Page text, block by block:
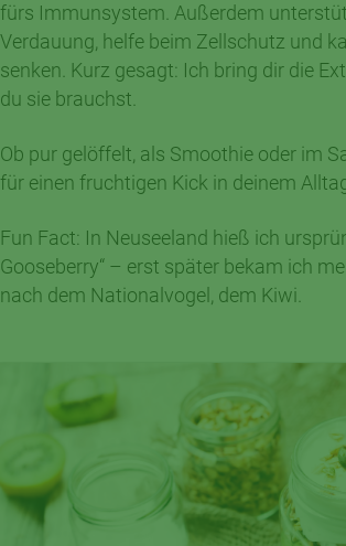
fürs Immunsystem. Außerdem
Verdauung, helfe beim Zellschutz und
senken. Kurz gesagt: Ich bring dir die
du sie brauchst.
Ob pur gelöffelt, als Smoothie oder im
für einen fruchtigen Kick in deinem
Fun Fact: In Neuseeland hieß ich
Gooseberry“ – erst später bekam ich
nach dem Nationalvogel, dem Kiwi.